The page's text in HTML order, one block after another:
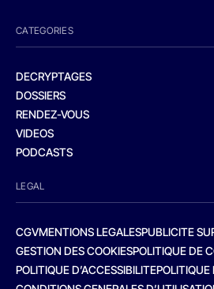
CATEGORIES
DECRYPTAGES
DOSSIERS
RENDEZ-VOUS
VIDEOS
PODCASTS
LEGAL
CGVMENTIONS LEGALESPUBLICITE
GESTION DES COOKIESPOLITIQUE DE
POLITIQUE D’ACCESSIBILITEPOLITIQUE